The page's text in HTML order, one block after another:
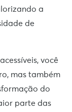
a
de
você
mas também
do
parte das